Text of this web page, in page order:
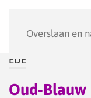
Overslaan en
EDE
Oud-Blauw